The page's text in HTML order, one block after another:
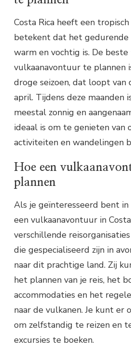
Costa Rica heeft een
betekent dat het gedurende
warm en vochtig is. De
vulkaanavontuur te plannen
droge seizoen, dat loopt
april. Tijdens deze maanden
meestal zonnig en
ideaal is om te genieten van
activiteiten en wandelingen
Hoe een
plannen
Als je geïnteresseerd bent
een vulkaanavontuur in
verschillende
die gespecialiseerd zijn in
naar dit prachtige land. Zij
het plannen van je reis, het
accommodaties en het
naar de vulkanen. Je kunt er
om zelfstandig te reizen en
excursies te boeken.